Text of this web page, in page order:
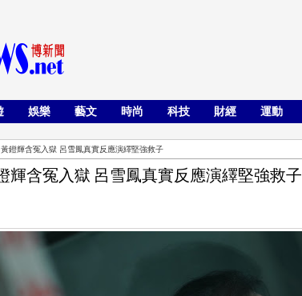
娛樂 藝文 時尚 科技 財經 運動
黃鐙輝含冤入獄 呂雪鳳真實反應演繹堅強救子
輝含冤入獄 呂雪鳳真實反應演繹堅強救子